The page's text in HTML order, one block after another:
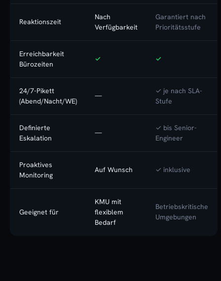
Reaktionszeit
Nach
Verfügbarkeit
Garantiert nach
Prioritätsstufe
Erreichbarkeit
Bürozeiten
✓ ✓
24/7-Pikett
(Abend/Nacht/WE)
—
✓ je nach SLA-
Stufe
Definierte
Eskalation
—
✓ bis Senior-
Engineer
Proaktives
Monitoring
Auf Wunsch ✓ inklusive
Geeignet für
KMU mit
flexiblem
Bedarf
Betriebskritische
Umgebungen